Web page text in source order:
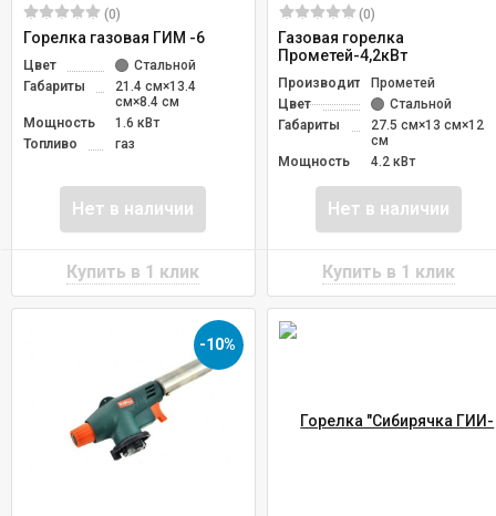
(0)
Горелка газовая ГИМ -6
Цвет
Стальной
Габариты
21.4 см×13.4
см×8.4 см
Мощность
1.6 кВт
Топливо
газ
Нет в наличии
(0)
Газовая горелка
Прометей-4,2кВт
ПроизводительПрометей
Цвет
Стальной
Габариты
27.5 см×13 см×12
см
Мощность
4.2 кВт
Нет в наличии
-10%